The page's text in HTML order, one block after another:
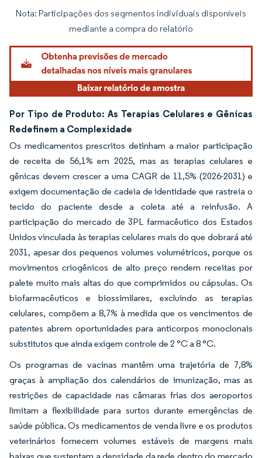
Imagem © Mordor Intelligence. O reuso requer atribuição conforme CC BY 4.0.
Nota: Participações dos segmentos individuais disponíveis
mediante a compra do relatório
Por Tipo de Produto: As Terapias Celulares e Gênicas
Redefinem a Complexidade
Os medicamentos prescritos detinham a maior participação
de receita de 56,1% em 2025, mas as terapias celulares e
gênicas devem crescer a uma CAGR de 11,5% (2026-2031) e
exigem documentação de cadeia de identidade que rastreia o
tecido do paciente desde a coleta até a reinfusão. A
participação do mercado de 3PL farmacêutico dos Estados
Unidos vinculada às terapias celulares mais do que dobrará até
2031, apesar dos pequenos volumes volumétricos, porque os
movimentos criogênicos de alto preço rendem receitas por
palete muito mais altas do que comprimidos ou cápsulas. Os
biofarmacêuticos e biossimilares, excluindo as terapias
celulares, compõem a 8,7% à medida que os vencimentos de
patentes abrem oportunidades para anticorpos monoclonais
substitutos que ainda exigem controle de 2 °C a 8 °C.
Os programas de vacinas mantêm uma trajetória de 7,8%
graças à ampliação dos calendários de imunização, mas as
restrições de capacidade nas câmaras frias dos aeroportos
limitam a flexibilidade para surtos durante emergências de
saúde pública. Os medicamentos de venda livre e os produtos
veterinários fornecem volumes estáveis de margens mais